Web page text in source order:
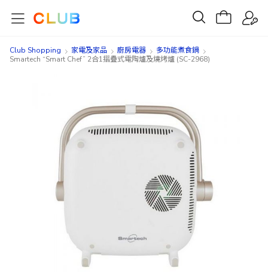
Club Shopping 家電及家品 廚房電器
多功能煮食鍋
Smartech “Smart Chef” 2合1摺疊式電陶爐及燒烤爐 (SC-2968)